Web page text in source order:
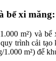
bể xi măng:
m²) và
trình cải
m²) để